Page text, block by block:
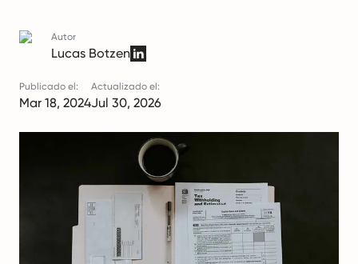
Autor
Lucas Botzen
Publicado el:
Mar 18, 2024
Actualizado el:
Jul 30, 2026